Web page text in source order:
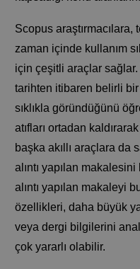
Scopus
zaman içinde kullanım
için çeşitli araçlar
tarihten itibaren belirli bir
sıklıkla göründüğünü
atıfları ortadan
başka akıllı araçlara da
alıntı yapılan
alıntı yapılan makaleyi
özellikleri, daha büyük
veya dergi bilgilerini
çok yararlı olabilir.